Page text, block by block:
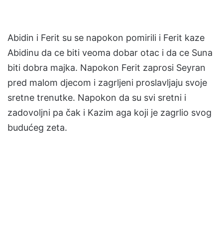
Abidin i Ferit su se napokon pomirili i Ferit kaze
Abidinu da ce biti veoma dobar otac i da ce Suna
biti dobra majka. Napokon Ferit zaprosi Seyran
pred malom djecom i zagrljeni proslavljaju svoje
sretne trenutke. Napokon da su svi sretni i
zadovoljni pa čak i Kazim aga koji je zagrlio svog
budućeg zeta.